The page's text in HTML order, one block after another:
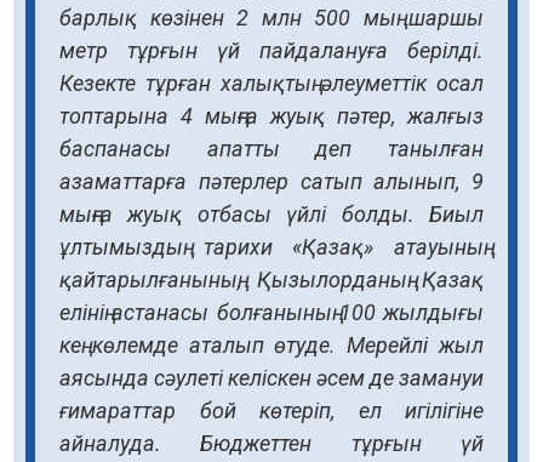
барлық көзінен 2 млн 500 мың шаршы
метр тұрғын үй пайдалануға берілді.
Кезекте тұрған халықтың әлеуметтік осал
топтарына 4 мыңға жуық пәтер, жалғыз
баспанасы апатты деп танылған
азаматтарға пәтерлер сатып алынып, 9
мыңға жуық отбасы үйлі болды. Биыл
ұлтымыздың тарихи «Қазақ» атауының
қайтарылғанының, Қызылорданың Қазақ
елінің астанасы болғанының 100 жылдығы
кең көлемде аталып өтуде. Мерейлі жыл
аясында сәулеті келіскен әсем де замануи
ғимараттар бой көтеріп, ел игілігіне
айналуда. Бюджеттен тұрғын үй